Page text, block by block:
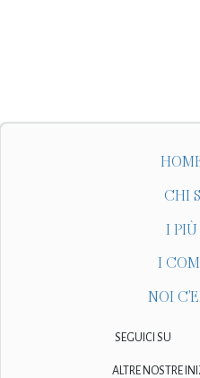
CHI
I PIÙ
I
NOI
SEGUICI SU
ALTRE NOSTRE